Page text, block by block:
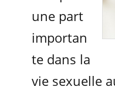
une part
importan
te dans la
vie sexuelle